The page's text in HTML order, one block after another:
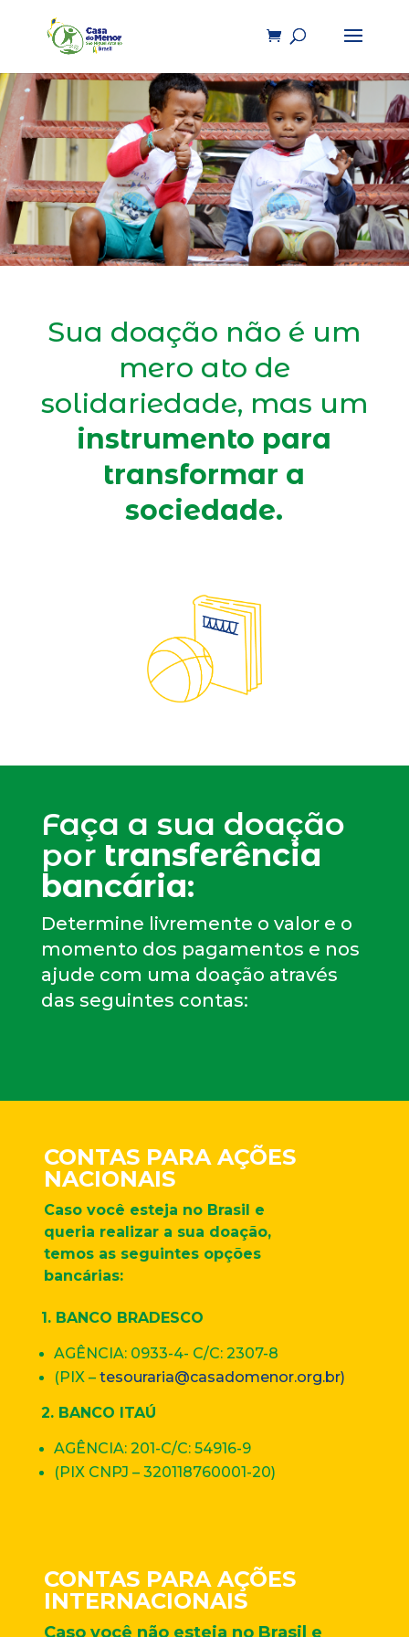
Sua doação não é um
mero ato de
solidariedade, mas um
instrumento para
transformar a
sociedade.
Faça a sua doação
por transferência
bancária:
Determine livremente o valor e o
momento dos pagamentos e nos
ajude com uma doação através
das seguintes contas:
CONTAS PARA AÇÕES
NACIONAIS
Caso você esteja no Brasil e
queria realizar a sua doação,
temos as seguintes opções
bancárias:
1. BANCO BRADESCO
AGÊNCIA: 0933-4- C/C: 2307-8
(PIX – tesouraria@casadomenor.org.br)
2. BANCO ITAÚ
AGÊNCIA: 201-C/C: 54916-9
(PIX CNPJ – 320118760001-20)
CONTAS PARA AÇÕES
INTERNACIONAIS
Caso você não esteja no Brasil e